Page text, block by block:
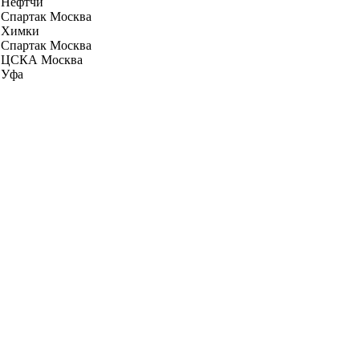
Спартак Москва
Химки
Спартак Москва
ЦСКА Москва
Уфа